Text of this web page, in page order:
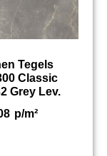
Tegels
Classic
Grey Lev.
p/m²